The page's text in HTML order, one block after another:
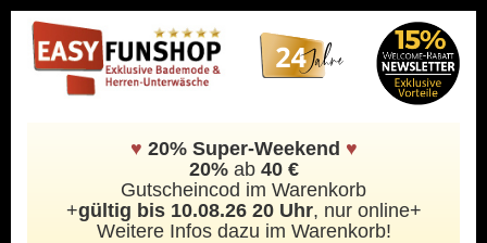
♥ 20% Super-Weekend ♥
20%ab 40 €
Gutscheincod im Warenkorb
+gültig bis 10.08.26 20 Uhr, nur online+
Weitere Infos dazu im Warenkorb!